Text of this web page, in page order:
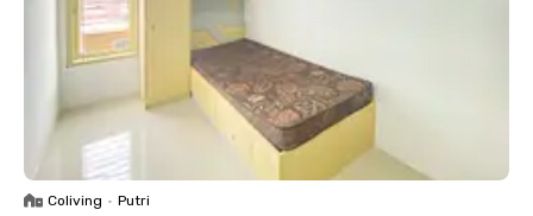
Coliving • Putri